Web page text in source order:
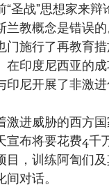
“圣战”思想家来
兰教概念是错误
门施行了再教育
在印度尼西亚的成
尼开展了非激进
进威胁的西方国
宣布将要花费4千
目，训练阿訇们
对话。